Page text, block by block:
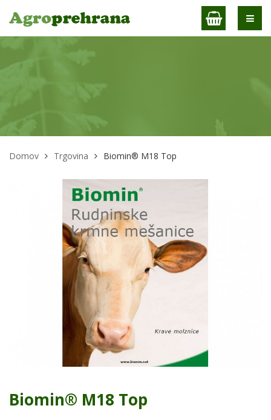
Domov Trgovina Biomin® M18 Top
Biomin® M18 Top